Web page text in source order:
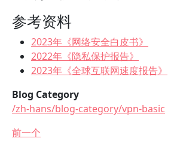
参考资料
2023年《网络安全白皮书》
2022年《隐私保护报告》
2023年《全球互联网速度报告》
Blog Category
/zh-hans/blog-category/vpn-basic
前一个